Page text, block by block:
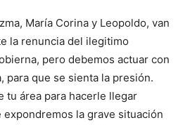
María Corina y Leopoldo, van
la renuncia del ilegitimo
pero debemos actuar con
para que se sienta la presión.
tu área para hacerle llegar
la grave situación